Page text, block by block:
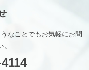
なことでもお気軽にお問